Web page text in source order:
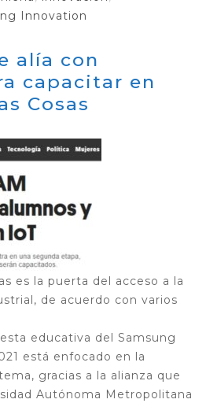
Innovation
alía con
capacitar en
Cosas
es la puerta del acceso a la
de acuerdo con varios
educativa del Samsung
está enfocado en la
gracias a la alianza que
Autónoma Metropolitana